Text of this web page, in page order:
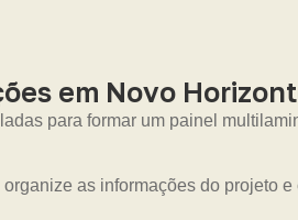
em Novo
para formar um painel
organize as informações do projeto